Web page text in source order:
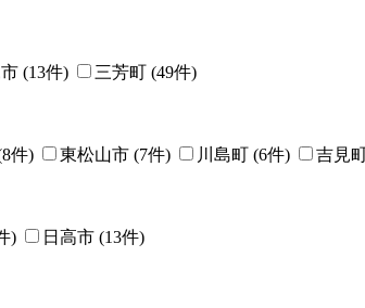
(13件) 三芳町 (49件)
8件) 東松山市 (7件) 川島町 (6件) 吉見
) 日高市 (13件)